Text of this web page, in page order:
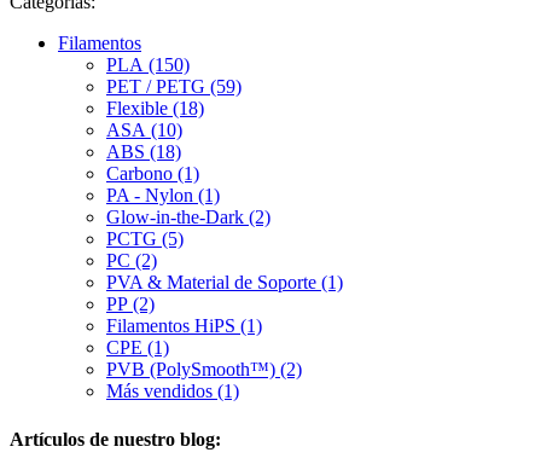
Filamentos
PLA (150)
PET / PETG (59)
Flexible (18)
ASA (10)
ABS (18)
Carbono (1)
PA - Nylon (1)
Glow-in-the-Dark (2)
PCTG (5)
PC (2)
PVA & Material de Soporte (1)
PP (2)
Filamentos HiPS (1)
CPE (1)
PVB (PolySmooth™) (2)
Más vendidos (1)
Artículos de nuestro blog: